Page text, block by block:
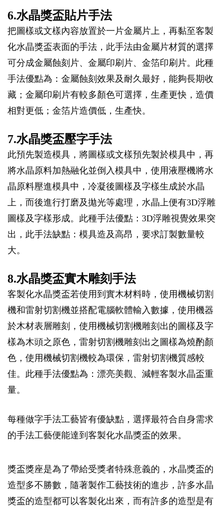
6.水晶獎盃貼片手法
把圖樣或文樣內容放置於一片金屬片上，再黏至客製
化水晶獎盃表面的手法，此手法由金屬片材質的選擇
可分成金屬蝕刻片、金屬印刷片、金箔印刷片。此種
手法優點為：金屬蝕刻效果及耐久最好，能夠長期收
藏；金屬印刷片有較多顏色可選擇，生產更快，造價
相對更低；金箔片造價低，生產快。
7.水晶獎盃壓字手法
此預先製造模具，將圖樣或文樣預先製於模具中，再
將水晶原料加熱融化並倒入模具中，使用液壓機將水
晶原料壓進模具中，冷凝後圖樣及字樣生成於水晶
上，而後進行打磨及拋光等處理，水晶上便有3D浮雕
圖樣及字樣形成。此種手法優點：3D浮雕視覺效果突
出，此手法缺點：模具造及高昂，要求訂製數量較
大。
8.水晶獎盃實木雕刻手法
客製化水晶獎盃若使用到實木材料時，使用機械切割
機和雷射切割機並搭配電腦軟體輸入數據，使用機器
於木材表層雕刻，使用機械切割機雕刻出的圖樣及字
樣為木頭之原色，雷射切割機雕刻出之圖樣為燒酌顏
色，使用機械切割機較為環保，雷射切割機質感較
佳。此種手法優點為：漂亮美觀、減輕客製水晶盃重
量。
每種做字手法工藝皆有優缺點，選擇最符合自身需求
的手法工藝便能達到客製化水晶獎盃的效果。
獎盃獎座是為了帶給受獎者特殊意義的，水晶獎盃的
造型多不勝數，隨著製作工藝技術的進步，許多水晶
獎盃的造型都可以客製化出來，而有許多的造型是有